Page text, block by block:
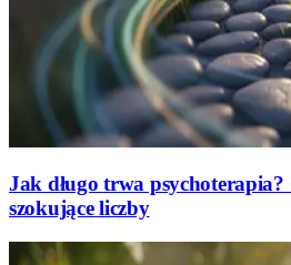
Jak długo trwa psychoterapia?
szokujące liczby